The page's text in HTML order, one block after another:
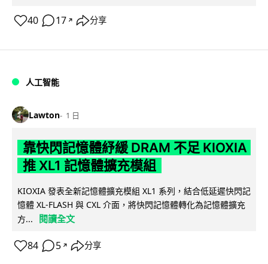
40 17 ↗ 分享
人工智能
Lawton 1 日
靠快閃記憶體紓緩 DRAM 不足 KIOXIA
推 XL1 記憶體擴充模組
KIOXIA 發表全新記憶體擴充模組 XL1 系列，結合低延遲快閃記
憶體 XL-FLASH 與 CXL 介面，將快閃記憶體轉化為記憶體擴充
方...
閱讀全文
84 5 ↗ 分享